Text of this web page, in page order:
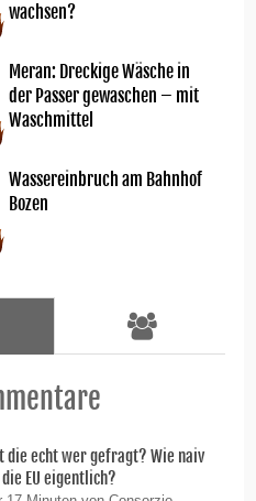
wachsen?
Meran: Dreckige Wäsche in
der Passer gewaschen – mit
Waschmittel
Wassereinbruch am Bahnhof
Bozen
die echt wer gefragt? Wie naiv
EU eigentlich?